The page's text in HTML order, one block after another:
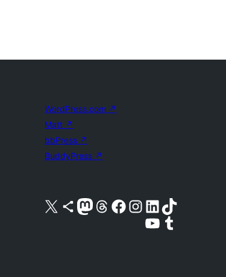
WordPress.com ↗
Matt ↗
bbPress ↗
BuddyPress ↗
Visite a nossa conta X (antigo Twitter)
Visit our Bluesky account
Visit our Mastodon account
Visit our Threads account
Visite a nossa página do Facebook
Visite a nossa conta no Instagram
Visite a nossa conta no LinkedIn
Visit our TikTok account
Visit our YouTube channel
Visit our Tumblr account